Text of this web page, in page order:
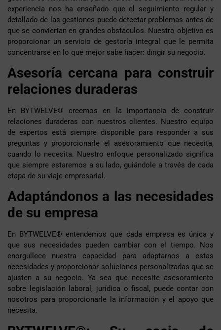
experiencia nos ha enseñado que el seguimiento regular y
detallado de las gestiones puede detectar problemas antes de
que se conviertan en grandes obstáculos. Nuestro objetivo es
proporcionar un servicio de gestoría integral que le permita
concentrarse en lo que mejor sabe hacer: dirigir su negocio.
Asesoría cercana para construir
relaciones duraderas
En BYTWELVE® creemos en la importancia de construir
relaciones duraderas con nuestros clientes. Nuestro equipo
de expertos está siempre disponible para responder a sus
preguntas y proporcionarle el asesoramiento que necesita,
cuando lo necesita. Nuestro enfoque personalizado significa
que siempre estaremos a su lado, guiándole a través de cada
etapa de su viaje empresarial.
Adaptándonos a las necesidades
de su empresa
En BYTWELVE® entendemos que cada empresa es única y
que sus necesidades pueden cambiar con el tiempo. Nos
enorgullece nuestra capacidad para adaptarnos a estas
necesidades y proporcionar soluciones personalizadas que se
ajusten a su negocio. Ya sea que necesite asesoramiento
sobre legislación laboral, jurídica o fiscal, puede contar con
nosotros para proporcionarle la información y el apoyo que
necesita.